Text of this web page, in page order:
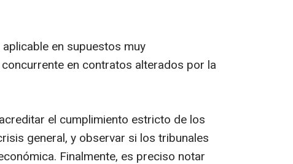
en supuestos muy
en contratos alterados por la
el cumplimiento estricto de los
general, y observar si los tribunales
Finalmente, es preciso notar